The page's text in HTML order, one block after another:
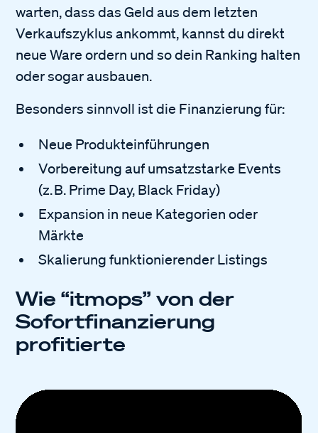
warten, dass das Geld aus dem letzten
Verkaufszyklus ankommt, kannst du direkt
neue Ware ordern und so dein Ranking halten
oder sogar ausbauen.
Besonders sinnvoll ist die Finanzierung für:
Neue Produkteinführungen
Vorbereitung auf umsatzstarke Events
(z. B. Prime Day, Black Friday)
Expansion in neue Kategorien oder
Märkte
Skalierung funktionierender Listings
Wie “itmops” von der
Sofortfinanzierung
profitierte